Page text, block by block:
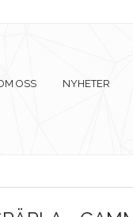
OSS NYHETER